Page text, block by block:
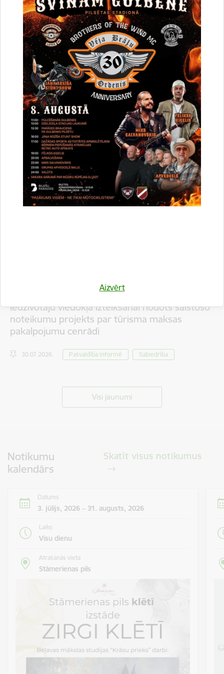
Aizvērt
Par satiksmes organizāciju Brīvības un
Dzelzceļa ielas pārbūves darbu laikā Gulbenē
30.07.2026. Projekti
Sabiedrība
Satiksmes ierobežojumi
Iedzīvotāju viedokļa izteikšanai nodots saistošo
noteikumu projekts par tūrisma maksas
pakalpojumu cenrādi
30.07.2026. Pašvaldība informē Sabiedrība
Visi jaunumi
Notikumu
kalendārs
Skatīt visus notikumus
Datums
3. jūlijs, 2026 – 31. augusts, 2026
Laiks
Visu dienu
Atrašanās vieta
Stāmerienas pils